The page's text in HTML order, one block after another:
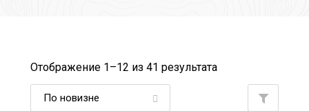
Отображение 1–12 из 41 результата